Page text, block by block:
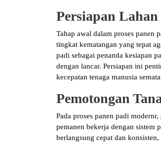
Persiapan
Tahap awal dalam proses panen
tingkat kematangan yang tepat
padi sebagai penanda kesiapan
dengan lancar. Persiapan ini
kecepatan tenaga manusia
Pemotongan
Pada proses panen padi
pemanen bekerja dengan sistem
berlangsung cepat dan